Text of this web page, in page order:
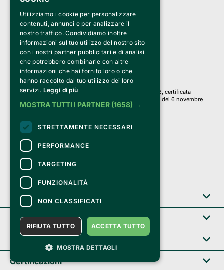
Clappit è un marchio di proprietà di:
Bemils Srl
a Socio Unico
Via Fosse Ardeatine, 4 -20092 Cinisello Balsamo (MI)
PI 05589050961
Iscr. C.C.I.A.A. Milano R.E.A. 1833471
© 2010-2025 Bemils Srl - Tutti i diritti riservati
Credits:
Clappit è basato sulla piattaforma di biglietteria Belive 6.2, certificata
dall’Agenzia delle Entrate con protocollo n. 2025/445474 del 6 novembre
2025.
sono sicuri e protetti da un certificato SSL
con crittografia a 128 bit.
Certificazioni
Clappit
Help center
Utilizziamo i cookie per personalizzare
contenuti, annunci e per analizzare il
nostro traffico. Condividiamo inoltre
informazioni sul tuo utilizzo del nostro sito
con i nostri partner pubblicitari e di analisi
che potrebbero combinarle con altre
informazioni che hai fornito loro o che
hanno raccolto dal tuo utilizzo dei loro
servizi. Leggi di più
MOSTRA TUTTI I PARTNER (1658) →
STRETTAMENTE NECESSARI
PERFORMANCE
TARGETING
FUNZIONALITÀ
NON CLASSIFICATI
ACCETTA TUTTO
RIFIUTA TUTTO
MOSTRA DETTAGLI